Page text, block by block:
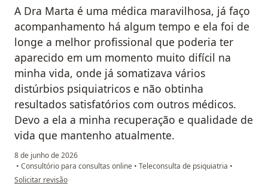
A Dra Marta é uma médica maravilhosa, já faço
acompanhamento há algum tempo e ela foi de
longe a melhor profissional que poderia ter
aparecido em um momento muito difícil na
minha vida, onde já somatizava vários
distúrbios psiquiatricos e não obtinha
resultados satisfatórios com outros médicos.
Devo a ela a minha recuperação e qualidade de
vida que mantenho atualmente.
8 de junho de 2026
• Consultório para consultas online • Teleconsulta de psiquiatria •
na opinião do utilizador Cristine A Sposito
Solicitar revisão